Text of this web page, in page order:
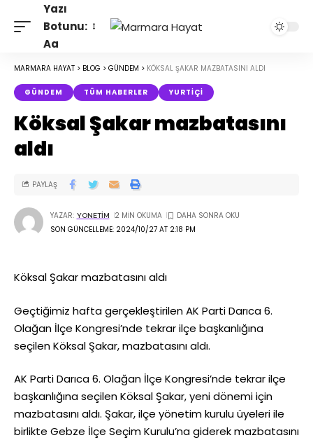
Yazı
Botunu:
Aa
MARMARA HAYAT > BLOG > GÜNDEM > KÖKSAL ŞAKAR MAZBATASINI ALDI
GÜNDEM TÜM HABERLER YURTIÇI
Köksal Şakar mazbatasını
aldı
SON GÜNCELLEME: 2024/10/27 AT 2:18 PM
YAZAR: YONETIM 2 MIN OKUMA
PAYLAŞ
Köksal Şakar mazbatasını aldı
Geçtiğimiz hafta gerçekleştirilen AK Parti Darıca 6.
Olağan İlçe Kongresi’nde tekrar ilçe başkanlığına
seçilen Köksal Şakar, mazbatasını aldı.
AK Parti Darıca 6. Olağan İlçe Kongresi’nde tekrar ilçe
başkanlığına seçilen Köksal Şakar, yeni dönemi için
mazbatasını aldı. Şakar, ilçe yönetim kurulu üyeleri ile
birlikte Gebze İlçe Seçim Kurulu’na giderek mazbatasını